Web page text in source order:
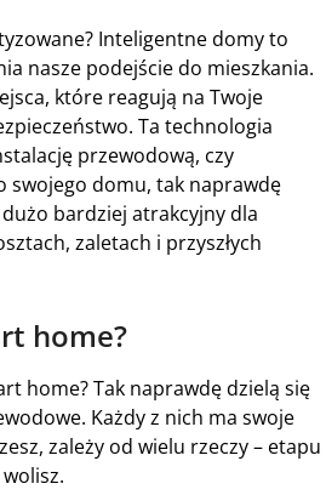
Inteligentne domy to
nasze podejście do mieszkania.
które reagują na Twoje
Ta technologia
przewodową, czy
swojego domu, tak naprawdę
bardziej atrakcyjny dla
zaletach i przyszłych
home?
home? Tak naprawdę dzielą się
Każdy z nich ma swoje
zależy od wielu rzeczy – etapu